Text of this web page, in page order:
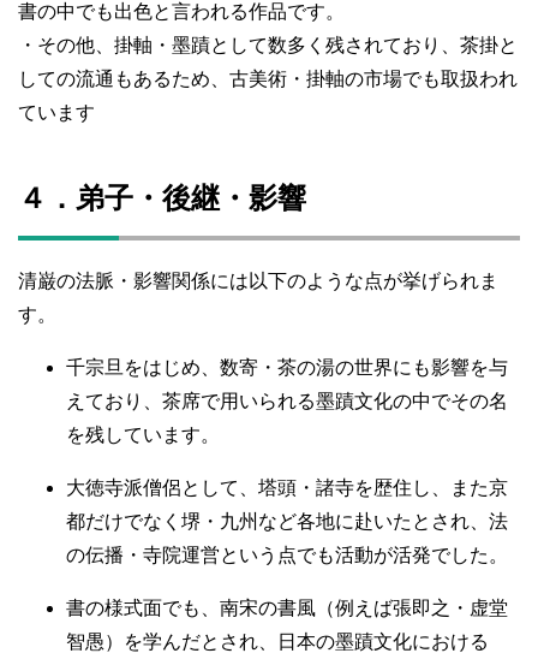
書の中でも出色と言われる作品です。
・その他、掛軸・墨蹟として数多く残されており、茶掛と
しての流通もあるため、古美術・掛軸の市場でも取扱われ
ています
４．弟子・後継・影響
清巌の法脈・影響関係には以下のような点が挙げられま
す。
千宗旦をはじめ、数寄・茶の湯の世界にも影響を与
えており、茶席で用いられる墨蹟文化の中でその名
を残しています。
大徳寺派僧侶として、塔頭・諸寺を歴住し、また京
都だけでなく堺・九州など各地に赴いたとされ、法
の伝播・寺院運営という点でも活動が活発でした。
書の様式面でも、南宋の書風（例えば張即之・虚堂
智愚）を学んだとされ、日本の墨蹟文化における